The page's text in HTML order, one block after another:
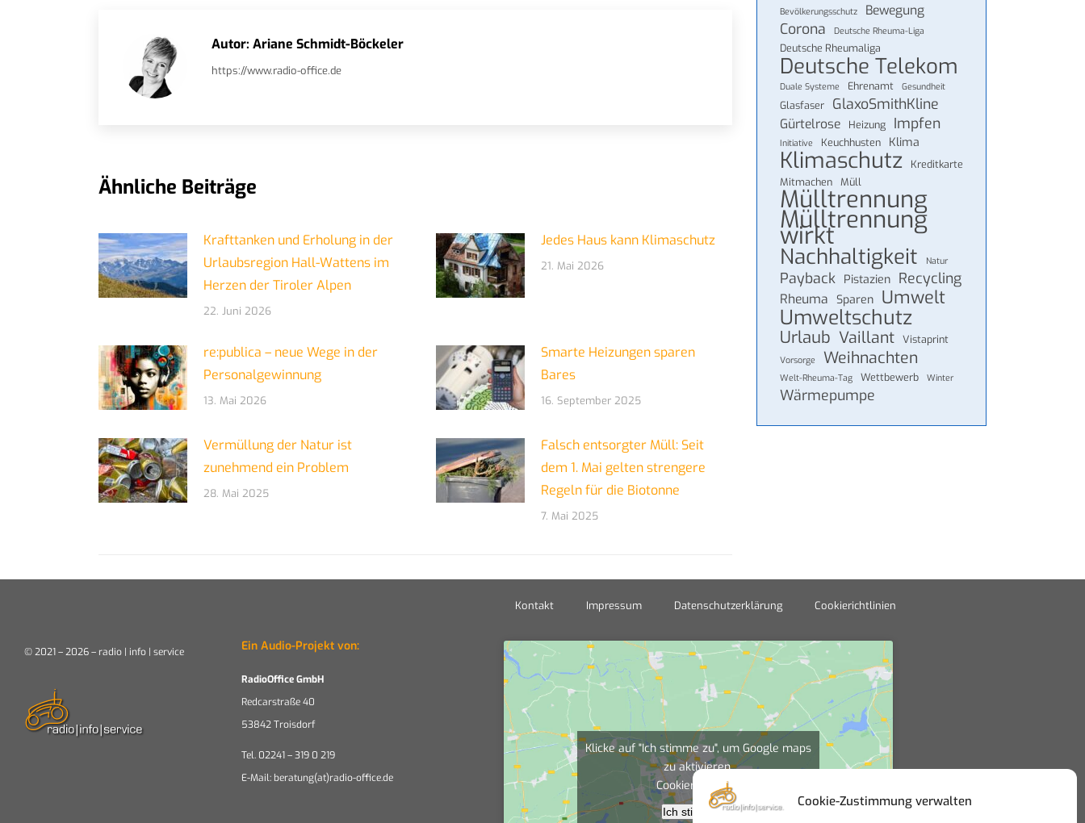
Cookie-Zustimmung verwalten
Autor: Ariane Schmidt-Böckeler
https://www.radio-office.de
Ähnliche Beiträge
Krafttanken und Erholung in der
Urlaubsregion Hall-Wattens im
Herzen der Tiroler Alpen
22. Juni 2026
Jedes Haus kann Klimaschutz
21. Mai 2026
re:publica – neue Wege in der
Personalgewinnung
13. Mai 2026
Smarte Heizungen sparen
Bares
16. September 2025
Vermüllung der Natur ist
zunehmend ein Problem
28. Mai 2025
Falsch entsorgter Müll: Seit
dem 1. Mai gelten strengere
Regeln für die Biotonne
7. Mai 2025
Bevölkerungsschutz Bewegung
Corona Deutsche Rheuma-Liga
Deutsche Rheumaliga
Deutsche Telekom
Duale Systeme Ehrenamt Gesundheit
Glasfaser GlaxoSmithKline
Gürtelrose Heizung Impfen
Initiative Keuchhusten Klima
Klimaschutz
Kreditkarte
Mitmachen Müll
Mülltrennung
Mülltrennung
wirkt
Nachhaltigkeit Natur
Payback Pistazien Recycling
Rheuma Sparen Umwelt
Umweltschutz
Urlaub Vaillant Vistaprint
Vorsorge Weihnachten
Welt-Rheuma-Tag Wettbewerb Winter
Wärmepumpe
Kontakt Impressum Datenschutzerklärung Cookierichtlinien
© 2021 – 2026 – radio | info | service Ein Audio-Projekt von:
RadioOffice GmbH
Redcarstraße 40
53842 Troisdorf
Tel. 02241 – 319 0 219
E-Mail: beratung(at)radio-office.de
Klicke auf "Ich stimme zu", um Google maps
zu aktivieren
Cookierichtlinien
Ich stimme zu